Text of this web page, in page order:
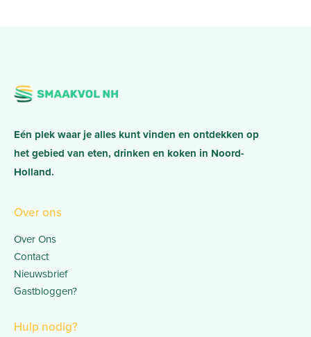
Eén plek waar je alles kunt vinden en ontdekken op
het gebied van eten, drinken en koken in Noord-
Holland.
Over ons
Over Ons
Contact
Nieuwsbrief
Gastbloggen?
Hulp nodig?